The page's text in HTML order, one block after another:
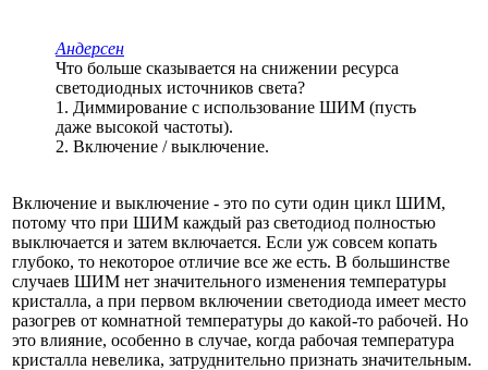
Андерсен
Что больше сказывается на снижении ресурса
светодиодных источников света?
1. Диммирование с использование ШИМ (пусть
даже высокой частоты).
2. Включение / выключение.
Включение и выключение - это по сути один цикл ШИМ,
потому что при ШИМ каждый раз светодиод полностью
выключается и затем включается. Если уж совсем копать
глубоко, то некоторое отличие все же есть. В большинстве
случаев ШИМ нет значительного изменения температуры
кристалла, а при первом включении светодиода имеет место
разогрев от комнатной температуры до какой-то рабочей. Но
это влияние, особенно в случае, когда рабочая температура
кристалла невелика, затруднительно признать значительным.